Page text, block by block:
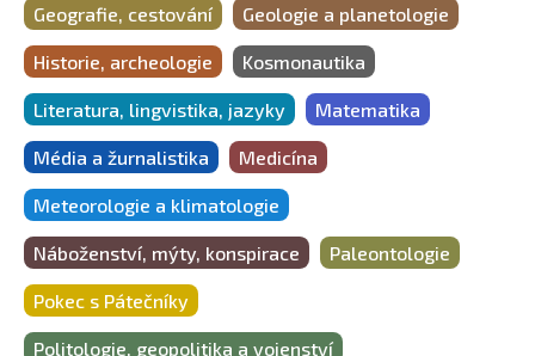
Geografie, cestování Geologie a planetologie
Historie, archeologie Kosmonautika
Literatura, lingvistika, jazyky Matematika
Média a žurnalistika Medicína
Meteorologie a klimatologie
Náboženství, mýty, konspirace Paleontologie
Pokec s Pátečníky
Politologie, geopolitika a vojenství